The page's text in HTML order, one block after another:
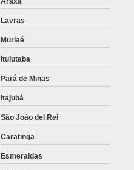
Lavras
Muriaé
Ituiutaba
Pará de Minas
Itajubá
São João del Rei
Caratinga
Esmeraldas